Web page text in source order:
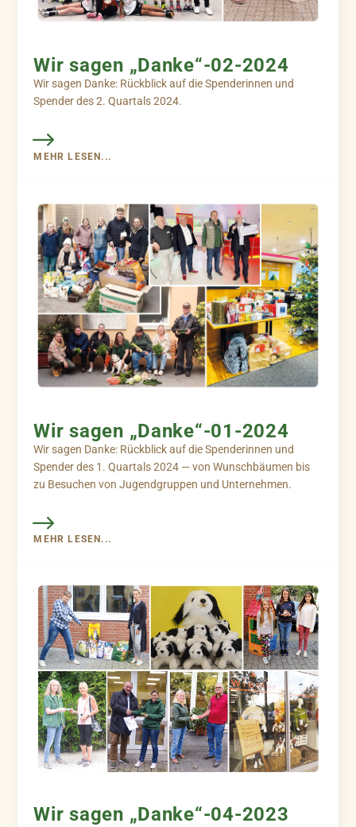
Wir sagen „Danke“-02-2024
Wir sagen Danke: Rückblick auf die Spenderinnen und
Spender des 2. Quartals 2024.
MEHR LESEN...
Wir sagen „Danke“-01-2024
Wir sagen Danke: Rückblick auf die Spenderinnen und
Spender des 1. Quartals 2024 — von Wunschbäumen bis
zu Besuchen von Jugendgruppen und Unternehmen.
MEHR LESEN...
Wir sagen „Danke“-04-2023